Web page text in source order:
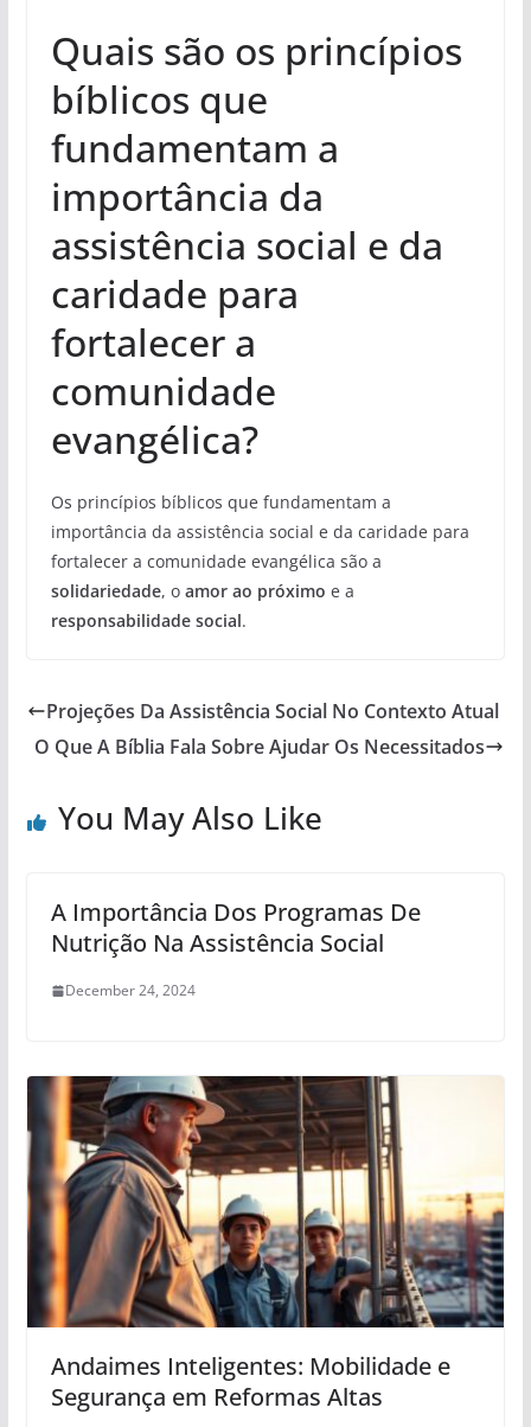
Quais são os princípios
bíblicos que
fundamentam a
importância da
assistência social e da
caridade para
fortalecer a
comunidade
evangélica?
Os princípios bíblicos que fundamentam a
importância da assistência social e da caridade para
fortalecer a comunidade evangélica são a
solidariedade, o amor ao próximo e a
responsabilidade social.
Projeções Da Assistência Social No Contexto Atual
O Que A Bíblia Fala Sobre Ajudar Os Necessitados
You May Also Like
A Importância Dos Programas De
Nutrição Na Assistência Social
December 24, 2024
Andaimes Inteligentes: Mobilidade e
Segurança em Reformas Altas